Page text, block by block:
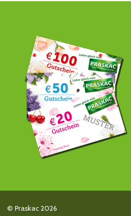
© Praskac 2026